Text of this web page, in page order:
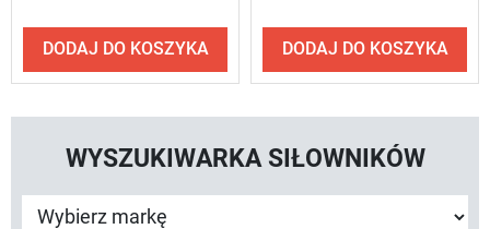
DODAJ DO KOSZYKA DODAJ DO KOSZYKA
WYSZUKIWARKA SIŁOWNIKÓW